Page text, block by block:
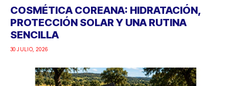
COSMÉTICA COREANA: HIDRATACIÓN,
PROTECCIÓN SOLAR Y UNA RUTINA
SENCILLA
30 JULIO, 2026